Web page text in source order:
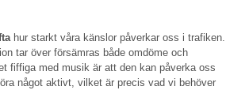
hur starkt våra känslor påverkar oss i trafiken.
tar över försämras både omdöme och
fiffiga med musik är att den kan påverka oss
något aktivt, vilket är precis vad vi behöver